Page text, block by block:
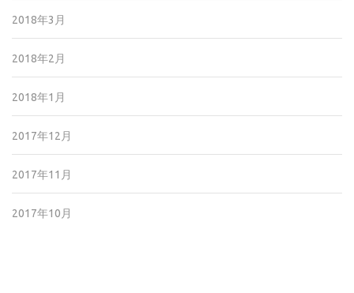
2018年3月
2018年2月
2018年1月
2017年12月
2017年11月
2017年10月